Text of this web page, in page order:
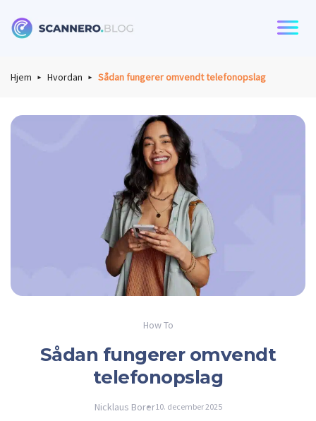
Hjem Hvordan Sådan fungerer omvendt telefonopslag
How To
Sådan fungerer omvendt
telefonopslag
Nicklaus Borer10. december 2025